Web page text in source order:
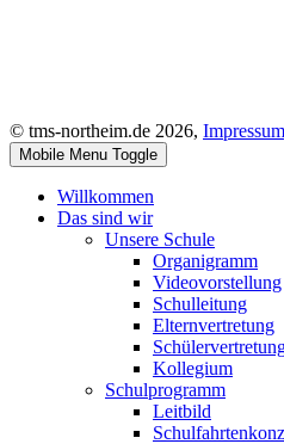
© tms-northeim.de 2026,
Mobile Menu Toggle
Willkommen
Das sind wir
Unsere Schule
Organigramm
Videovorstellung
Schulleitung
Elternvertretung
Kollegium
Schulprogramm
Leitbild